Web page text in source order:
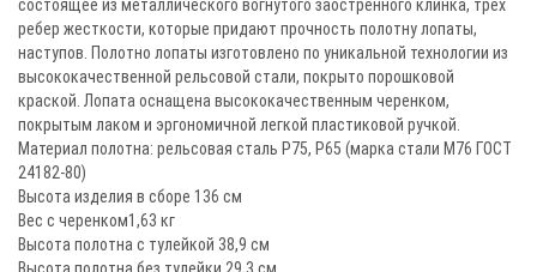
состоящее из металлического вогнутого заостренного клинка, трех
ребер жесткости, которые придают прочность полотну лопаты,
наступов. Полотно лопаты изготовлено по уникальной технологии из
высококачественной рельсовой стали, покрыто порошковой
краской. Лопата оснащена высококачественным черенком,
покрытым лаком и эргономичной легкой пластиковой ручкой.
Материал полотна: рельсовая сталь Р75, Р65 (марка стали М76 ГОСТ
24182-80)
Высота изделия в сборе 136 см
Вес с черенком1,63 кг
Высота полотна с тулейкой 38,9 см